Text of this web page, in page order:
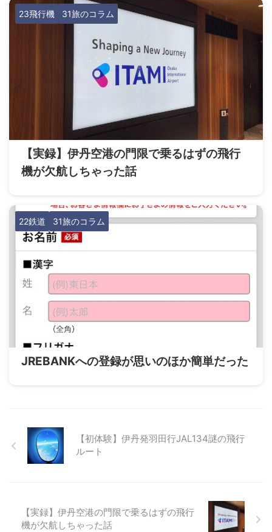
23飛行機 31旅のコラム
【実録】伊丹空港の門限で乗るはずの飛行
機が欠航しちゃった話
22鉄道 31旅のコラム
JREBANKへの登録が思いのほか簡単だった
【初体験】伊丹発羽田行JAL134謎の飛行
ルート
【実録】伊丹空港の門限で乗るはずの飛行
機が欠航しちゃった話